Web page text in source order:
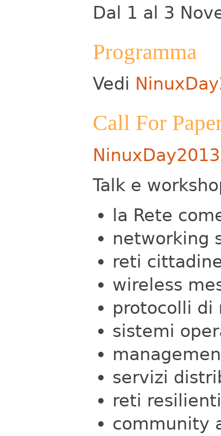
Dal 1 al 3
Programma
Vedi
Call For
Talk e
la Rete
networking
reti
wireless
protocolli di
sistemi
servizi
reti resilienti
community